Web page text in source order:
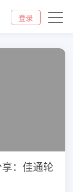
登录
：佳通轮